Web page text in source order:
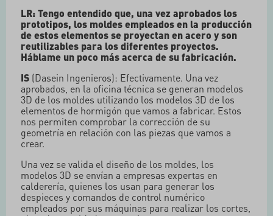
LR: Tengo entendido que, una vez aprobados los
prototipos, los moldes empleados en la producción
de estos elementos se proyectan en acero y son
reutilizables para los diferentes proyectos.
Háblame un poco más acerca de su fabricación.
IS (Dasein Ingenieros): Efectivamente. Una vez
aprobados, en la oficina técnica se generan modelos
3D de los moldes utilizando los modelos 3D de los
elementos de hormigón que vamos a fabricar. Estos
nos permiten comprobar la corrección de su
geometría en relación con las piezas que vamos a
crear.
Una vez se valida el diseño de los moldes, los
modelos 3D se envían a empresas expertas en
calderería, quienes los usan para generar los
despieces y comandos de control numérico
empleados por sus máquinas para realizar los cortes,